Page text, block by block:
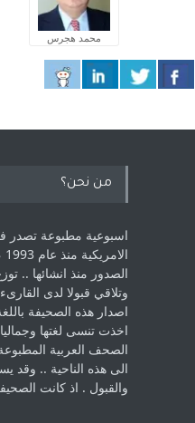
محمد هجرس
من نحن؟
اسبوعية مطبوعة تصدر
الصدور منذ انشائها ..
‏وتلاقي قبولا لدى
اصدار هذه الصحيفة
اخذت ‏تنسى لغتها
الصحف العربية
الى هذه الناحية .. وقد
والقبول . اذ كانت